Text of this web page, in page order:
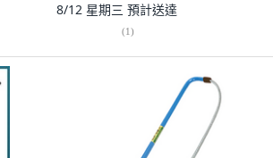
8/12 星期三 預計送達
(1)